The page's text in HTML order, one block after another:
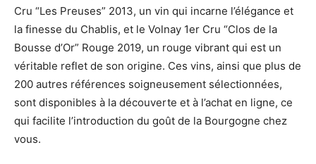
Cru “Les Preuses” 2013, un vin qui incarne l’élégance et
la finesse du Chablis, et le Volnay 1er Cru “Clos de la
Bousse d’Or” Rouge 2019, un rouge vibrant qui est un
véritable reflet de son origine. Ces vins, ainsi que plus de
200 autres références soigneusement sélectionnées,
sont disponibles à la découverte et à l’achat en ligne, ce
qui facilite l’introduction du goût de la Bourgogne chez
vous.